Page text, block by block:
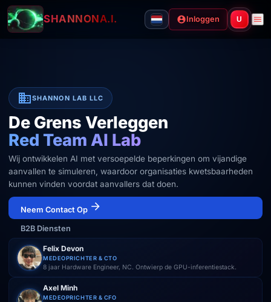
SHANNONA.I. Inloggen U
SHANNON LAB LLC
De Grens Verleggen
Red Team AI Lab
Wij ontwikkelen AI met versoepelde beperkingen om vijandige
aanvallen te simuleren, waardoor organisaties kwetsbaarheden
kunnen vinden voordat aanvallers dat doen.
Neem Contact Op
B2B Diensten
Felix Devon
MEDEOPRICHTER & CTO
8 jaar Hardware Engineer, NC. Ontwierp de GPU-inferentiestack.
Axel Minh
MEDEOPRICHTER & CFO